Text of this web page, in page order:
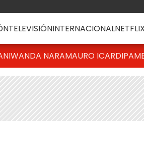
TELEVISIÓNINTERNACIONALNETFLIX
WANDA NARAMAURO ICARDI